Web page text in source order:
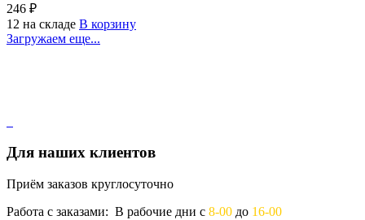
246 ₽
12 на складе В корзину
Загружаем еще...
Для наших клиентов
Приём заказов круглосуточно
Работа с заказами: В рабочие дни с 8-00 до 16-00